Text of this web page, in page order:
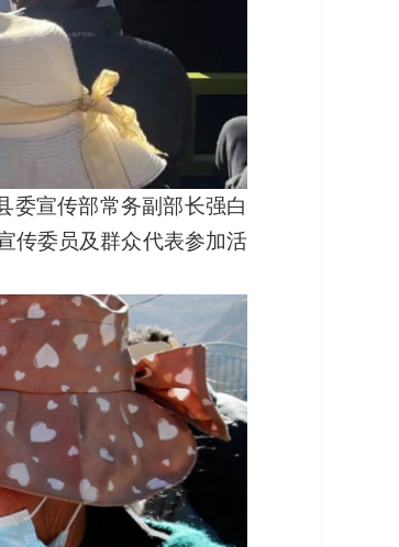
委宣传部常务副部长强白
传委员及群众代表参加活